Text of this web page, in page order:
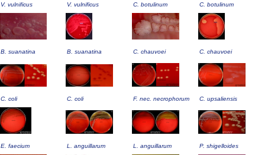
V. vulnificus V. vulnificus C. botulinum C. botulinum
B. suanatina B. suanatina C. chauvoei C. chauvoei
C. coli C. coli F. nec. necrophorum C. upsaliensis
E. faecium L. anguillarum L. anguillarum P. shigelloides